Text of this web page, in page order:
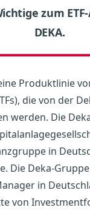
zum
DEKA.
Produktlinie
die von der
werden. Die
in
Die Deka-
in
von